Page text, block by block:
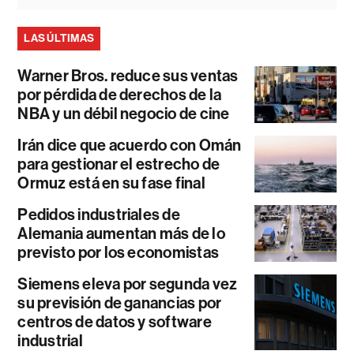
LAS ÚLTIMAS
Warner Bros. reduce sus ventas
por pérdida de derechos de la
NBA y un débil negocio de cine
Irán dice que acuerdo con Omán
para gestionar el estrecho de
Ormuz está en su fase final
Pedidos industriales de
Alemania aumentan más de lo
previsto por los economistas
Siemens eleva por segunda vez
su previsión de ganancias por
centros de datos y software
industrial